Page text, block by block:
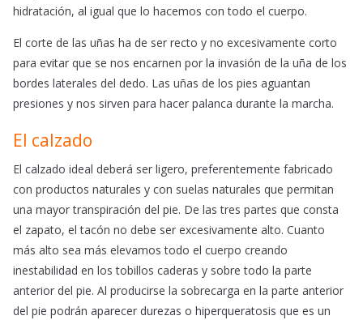
hidratación, al igual que lo hacemos con todo el cuerpo.
El corte de las uñas ha de ser recto y no excesivamente corto
para evitar que se nos encarnen por la invasión de la uña de los
bordes laterales del dedo. Las uñas de los pies aguantan
presiones y nos sirven para hacer palanca durante la marcha.
El calzado
El calzado ideal deberá ser ligero, preferentemente fabricado
con productos naturales y con suelas naturales que permitan
una mayor transpiración del pie. De las tres partes que consta
el zapato, el tacón no debe ser excesivamente alto. Cuanto
más alto sea más elevamos todo el cuerpo creando
inestabilidad en los tobillos caderas y sobre todo la parte
anterior del pie. Al producirse la sobrecarga en la parte anterior
del pie podrán aparecer durezas o hiperqueratosis que es un